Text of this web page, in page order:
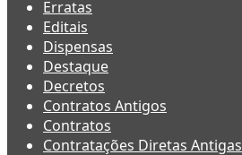
Erratas
Editais
Dispensas
Destaque
Decretos
Contratos Antigos
Contratos
Contratações Diretas Antigas